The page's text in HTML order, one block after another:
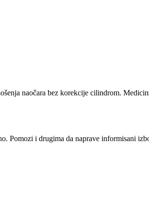
naočara bez korekcije cilindrom.
Pomozi i drugima da naprave informisani